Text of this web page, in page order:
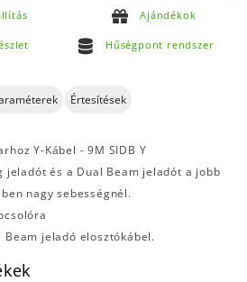
Ajándékok
Hűségpont rendszer
Értesítések
Y-Kábel - 9M SIDB Y
jeladót és a Dual Beam jeladót a jobb
nagy sebességnél.
Beam jeladó elosztókábel.